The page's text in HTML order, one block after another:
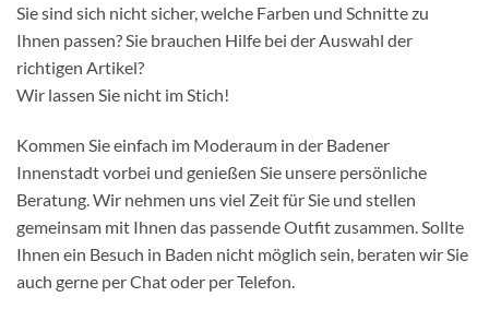
Sie sind sich nicht sicher, welche Farben und Schnitte zu
Ihnen passen? Sie brauchen Hilfe bei der Auswahl der
richtigen Artikel?
Wir lassen Sie nicht im Stich!
Kommen Sie einfach im Moderaum in der Badener
Innenstadt vorbei und genießen Sie unsere persönliche
Beratung. Wir nehmen uns viel Zeit für Sie und stellen
gemeinsam mit Ihnen das passende Outfit zusammen. Sollte
Ihnen ein Besuch in Baden nicht möglich sein, beraten wir Sie
auch gerne per Chat oder per Telefon.